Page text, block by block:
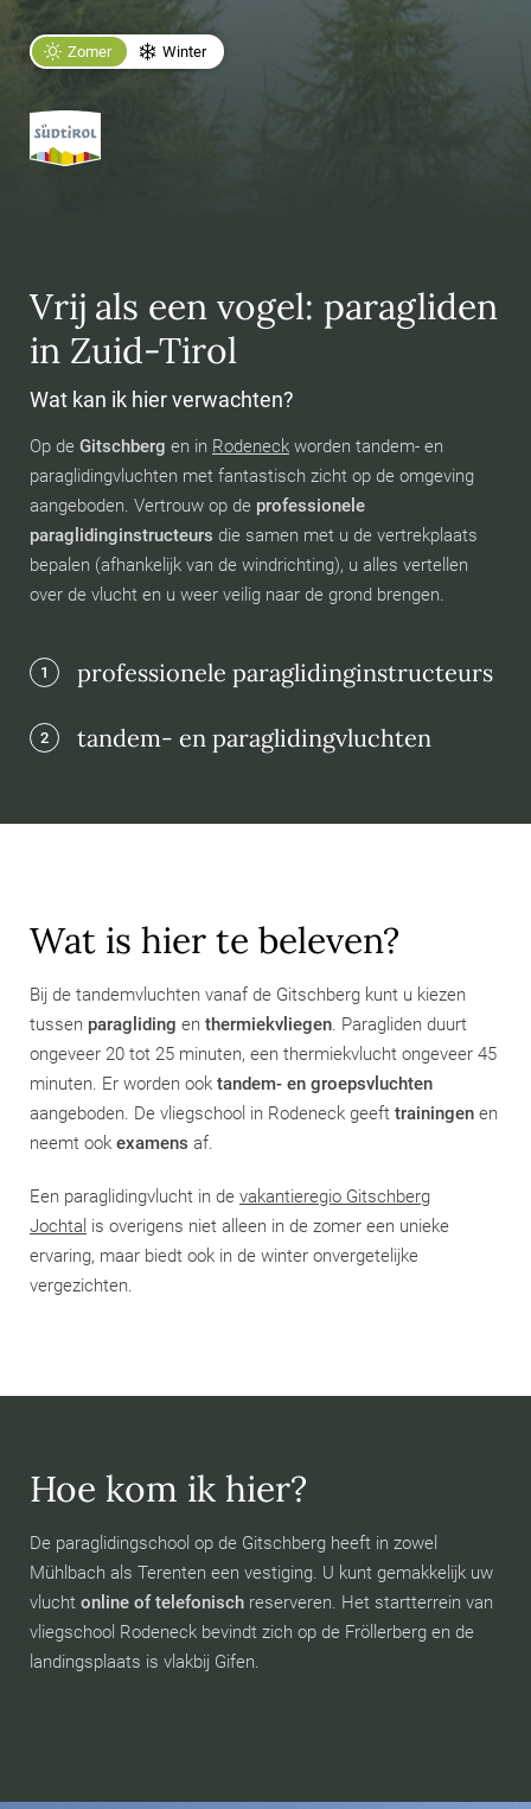
Zomer Winter
Vrij als een vogel: paragliden
in Zuid-Tirol
Wat kan ik hier verwachten?
Op de Gitschberg en in Rodeneck worden tandem- en
paraglidingvluchten met fantastisch zicht op de omgeving
aangeboden. Vertrouw op de professionele
paraglidinginstructeurs die samen met u de vertrekplaats
bepalen (afhankelijk van de windrichting), u alles vertellen
over de vlucht en u weer veilig naar de grond brengen.
1 professionele paraglidinginstructeurs
2 tandem- en paraglidingvluchten
Wat is hier te beleven?
Bij de tandemvluchten vanaf de Gitschberg kunt u kiezen
tussen paragliding en thermiekvliegen. Paragliden duurt
ongeveer 20 tot 25 minuten, een thermiekvlucht ongeveer 45
minuten. Er worden ook tandem- en groepsvluchten
aangeboden. De vliegschool in Rodeneck geeft trainingen en
neemt ook examens af.
Een paraglidingvlucht in de vakantieregio Gitschberg
Jochtal is overigens niet alleen in de zomer een unieke
ervaring, maar biedt ook in de winter onvergetelijke
vergezichten.
Hoe kom ik hier?
De paraglidingschool op de Gitschberg heeft in zowel
Mühlbach als Terenten een vestiging. U kunt gemakkelijk uw
vlucht online of telefonisch reserveren. Het startterrein van
vliegschool Rodeneck bevindt zich op de Fröllerberg en de
landingsplaats is vlakbij Gifen.